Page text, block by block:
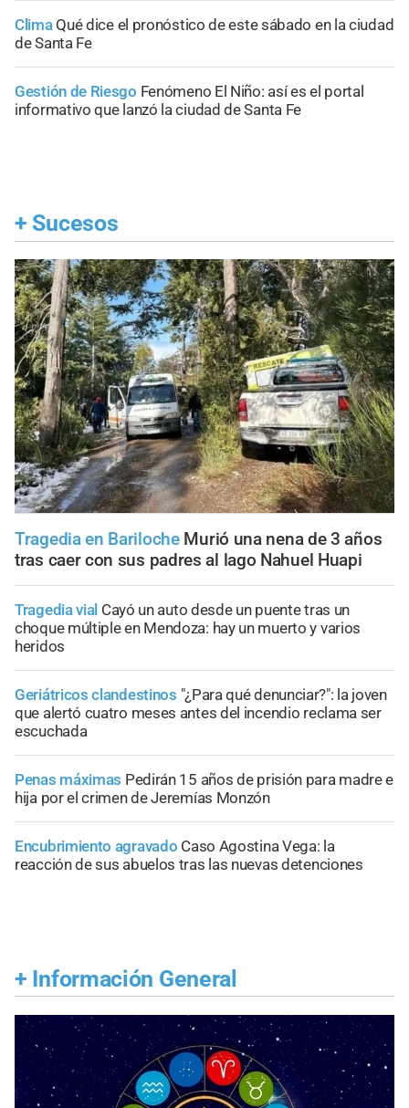
Clima Qué dice el pronóstico de este sábado en la ciudad
de Santa Fe
Gestión de Riesgo Fenómeno El Niño: así es el portal
informativo que lanzó la ciudad de Santa Fe
+ Sucesos
Tragedia en Bariloche Murió una nena de 3 años
tras caer con sus padres al lago Nahuel Huapi
Tragedia vial Cayó un auto desde un puente tras un
choque múltiple en Mendoza: hay un muerto y varios
heridos
Geriátricos clandestinos "¿Para qué denunciar?": la joven
que alertó cuatro meses antes del incendio reclama ser
escuchada
Penas máximas Pedirán 15 años de prisión para madre e
hija por el crimen de Jeremías Monzón
Encubrimiento agravado Caso Agostina Vega: la
reacción de sus abuelos tras las nuevas detenciones
+ Información General